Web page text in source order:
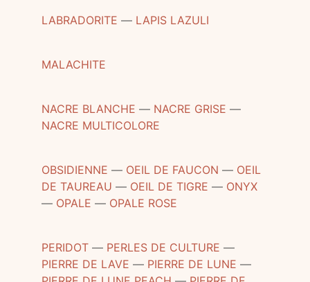
LABRADORITE ― LAPIS LAZULI
MALACHITE
NACRE BLANCHE ― NACRE GRISE ―
NACRE MULTICOLORE
OBSIDIENNE ― OEIL DE FAUCON ― OEIL
DE TAUREAU ― OEIL DE TIGRE ― ONYX
― OPALE ― OPALE ROSE
PERIDOT ― PERLES DE CULTURE ―
PIERRE DE LAVE ― PIERRE DE LUNE ―